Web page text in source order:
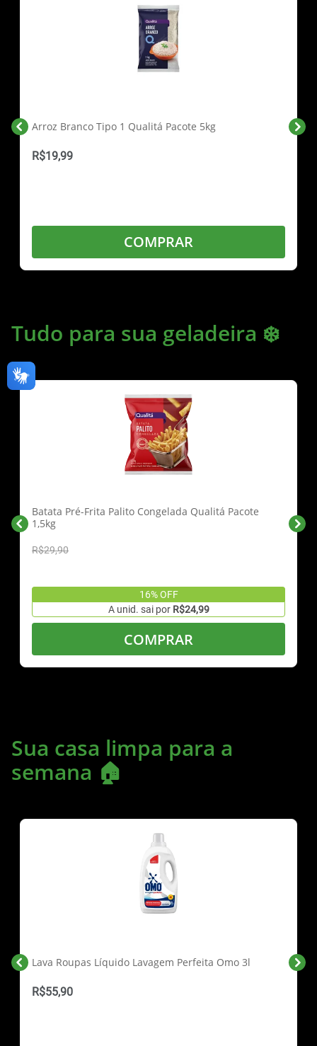
Arroz Branco Tipo 1 Qualitá Pacote 5kg
R$19,99
COMPRAR
Tudo para sua geladeira ❄️
Batata Pré-Frita Palito Congelada Qualitá Pacote
1,5kg
R$29,90
16% OFF
A unid. sai por R$24,99
COMPRAR
Sua casa limpa para a
semana 🏠
Lava Roupas Líquido Lavagem Perfeita Omo 3l
R$55,90